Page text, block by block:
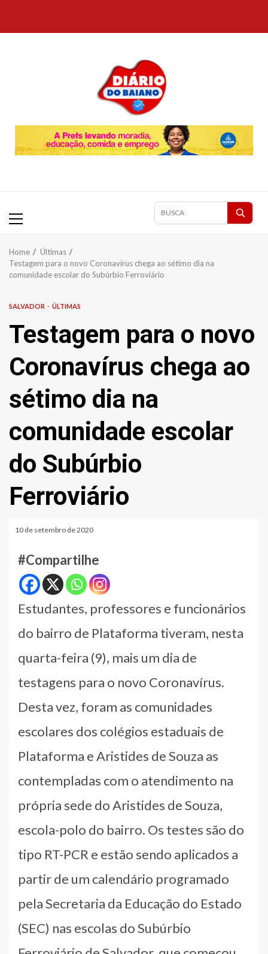
content
Primary
Pesquisar
Home
Últimas
Testagem para o novo Coronavírus chega ao sétimo dia na
comunidade escolar do Subúrbio Ferroviário
SALVADOR ÚLTIMAS
Testagem para o novo
Coronavírus chega ao
sétimo dia na
comunidade escolar
do Subúrbio
Ferroviário
10 de setembro de 2020
#Compartilhe
Estudantes, professores e funcionários
do bairro de Plataforma tiveram, nesta
quarta-feira (9), mais um dia de
testagens para o novo Coronavírus.
Desta vez, foram as comunidades
escolares dos colégios estaduais de
Plataforma e Aristides de Souza as
contempladas com o atendimento na
própria sede do Aristides de Souza,
escola-polo do bairro. Os testes são do
tipo RT-PCR e estão sendo aplicados a
partir de um calendário programado
pela Secretaria da Educação do Estado
(SEC) nas escolas do Subúrbio